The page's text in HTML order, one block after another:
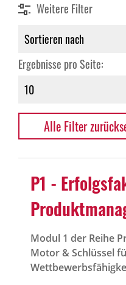
Weitere Filter
Ergebnisse pro Seite:
Alle Filter
P1 -
Modul 1 der Reihe
Motor & Schlüssel